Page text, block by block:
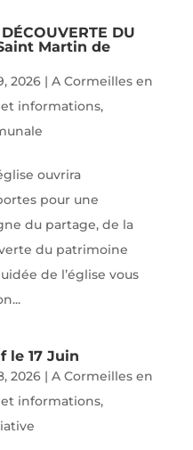
DU
Martin de
2026| A Cormeilles en
informations,
ouvrira
pour une
du partage, de la
du patrimoine
de l’église vous
le 17 Juin
2026| A Cormeilles en
informations,